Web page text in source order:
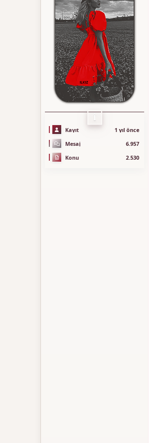
İ
Kayıt
1 yıl önce
Mesaj
6.957
Konu
2.530